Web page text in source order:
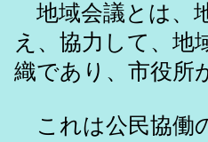
地域会議とは、
え、協力して、地
織であり、市役所
これは公民協働